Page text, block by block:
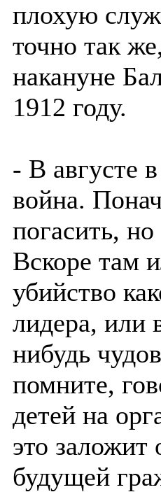
плохую
точно так
накануне
1912 году.
- В августе
война.
погасить,
Вскоре там
убийство
лидера, или
нибудь
помните,
детей на
это заложит
будущей